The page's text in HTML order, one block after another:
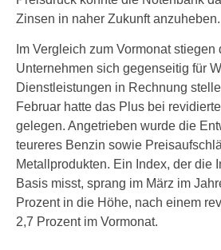
Zinsen in naher Zukunft anzuheben.
Im Vergleich zum Vormonat
Unternehmen sich gegenseitig für
Dienstleistungen in Rechnung
Februar hatte das Plus bei
gelegen. Angetrieben wurde die
teureres Benzin sowie
Metallprodukten. Ein Index, der die
Basis misst, sprang im März im
Prozent in die Höhe, nach einem
2,7 Prozent im Vormonat.